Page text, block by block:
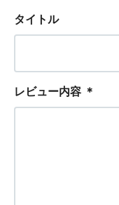
タイトル
レビュー内容 ＊